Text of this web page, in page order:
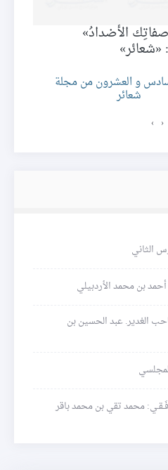
الأضدادُ»
«شعائر»
و العشرون من مجلة
شعائر
‹
›
الثاني
بن محمد الأردبيلي
الغدير. عبد الحسين بن
محمد تقي بن محمد باقر